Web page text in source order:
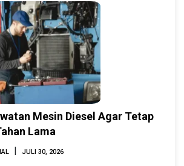
Mesin Diesel Agar Tetap
Lama
| JULI 30, 2026